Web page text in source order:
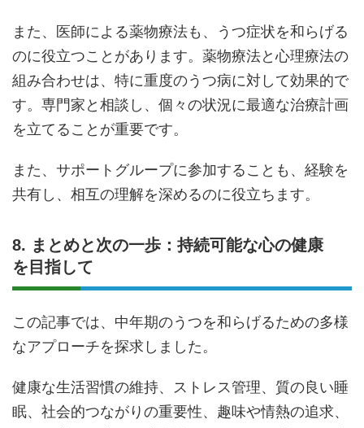
また、医師による薬物療法も、うつ症状を和らげる
のに役立つことがあります。薬物療法と心理療法の
組み合わせは、特に重度のうつ病に対して効果的で
す。専門家と相談し、個々の状況に最適な治療計画
を立てることが重要です。
また、サポートグループに参加することも、経験を
共有し、相互の理解を深めるのに役立ちます。
8. まとめと次の一歩：持続可能な心の健康
を目指して
この記事では、中年期のうつを和らげるための多様
なアプローチを探求しました。
健康な生活習慣の維持、ストレス管理、質の良い睡
眠、社会的つながりの重要性、趣味や情熱の追求、